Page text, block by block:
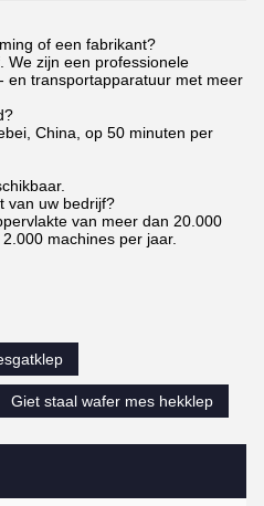
of een fabrikant?
We zijn een professionele
en transportapparatuur met meer
China, op 50 minuten per
van uw bedrijf?
van meer dan 20.000
machines per jaar.
Giet staal wafer mes hekklep